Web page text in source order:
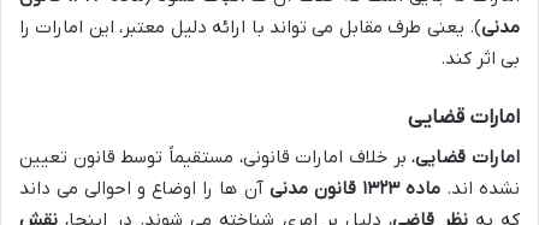
مدنی). یعنی طرف مقابل می تواند با ارائه دلیل معتبر، این امارات را
بی اثر کند.
امارات قضایی
امارات قضایی، بر خلاف امارات قانونی، مستقیماً توسط قانون تعیین
نشده اند.ماده ۱۳۲۳ قانون مدنی
آن ها را اوضاع و احوالی می داند